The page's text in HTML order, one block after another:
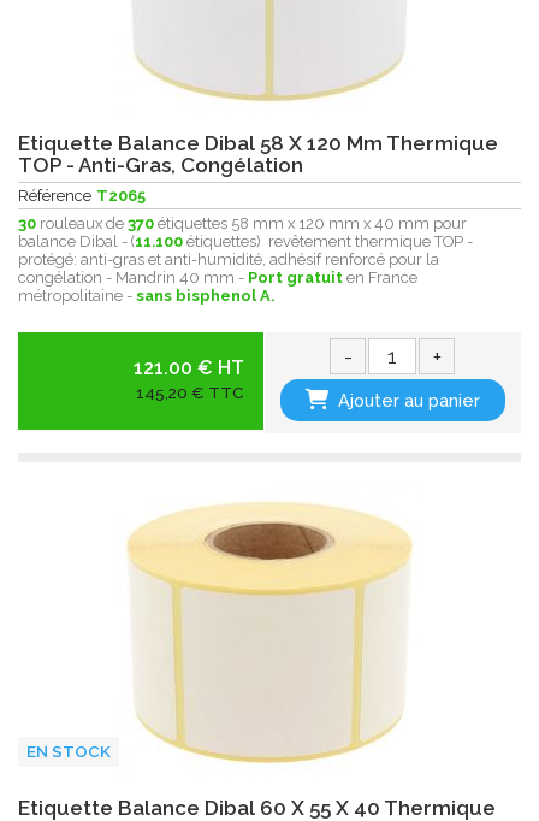
Etiquette Balance Dibal 58 X 120 Mm Thermique
TOP - Anti-Gras, Congélation
Référence T2065
30 rouleaux de 370 étiquettes 58 mm x 120 mm x 40 mm pour
balance Dibal - (11.100 étiquettes) revêtement thermique TOP -
protégé: anti-gras et anti-humidité , adhésif renforcé pour la
congélation - Mandrin 40 mm - Port gratuit en France
métropolitaine - sans bisphenol A.
121.00 € HT
145,20 € TTC
- +
Ajouter au panier
EN STOCK
Etiquette Balance Dibal 60 X 55 X 40 Thermique